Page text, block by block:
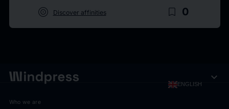
target Discover affinities bookmark_border 0
ENGLISH expand_more
Who we are